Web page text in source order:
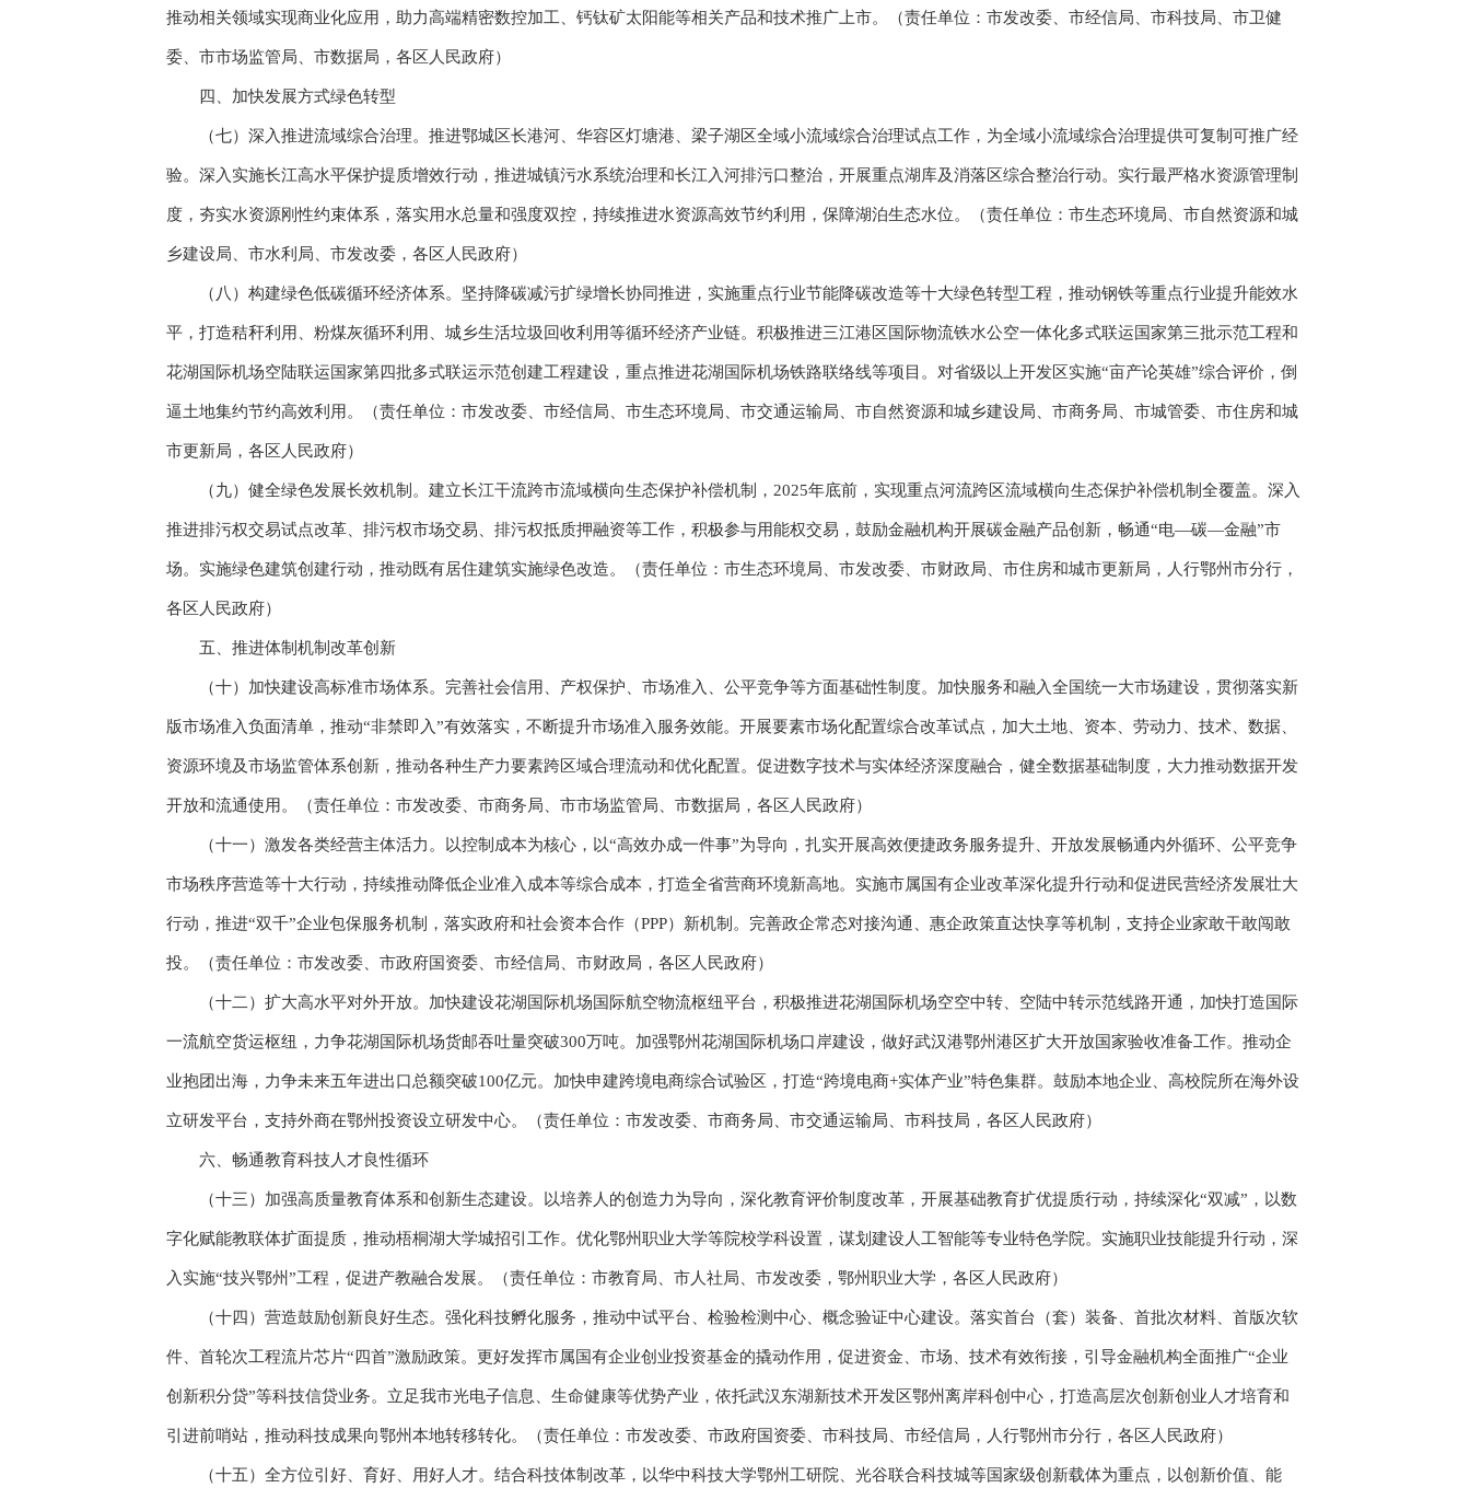
推动相关领域实现商业化应用，助力高端精密数控加工、钙钛矿太阳能等相关产品和技术推广上市。（责任单位：市发改委、市经信局、市科技局、市卫健
委、市市场监管局、市数据局，各区人民政府）
四、加快发展方式绿色转型
（七）深入推进流域综合治理。推进鄂城区长港河、华容区灯塘港、梁子湖区全域小流域综合治理试点工作，为全域小流域综合治理提供可复制可推广经
验。深入实施长江高水平保护提质增效行动，推进城镇污水系统治理和长江入河排污口整治，开展重点湖库及消落区综合整治行动。实行最严格水资源管理制
度，夯实水资源刚性约束体系，落实用水总量和强度双控，持续推进水资源高效节约利用，保障湖泊生态水位。（责任单位：市生态环境局、市自然资源和城
乡建设局、市水利局、市发改委，各区人民政府）
（八）构建绿色低碳循环经济体系。坚持降碳减污扩绿增长协同推进，实施重点行业节能降碳改造等十大绿色转型工程，推动钢铁等重点行业提升能效水
平，打造秸秆利用、粉煤灰循环利用、城乡生活垃圾回收利用等循环经济产业链。积极推进三江港区国际物流铁水公空一体化多式联运国家第三批示范工程和
花湖国际机场空陆联运国家第四批多式联运示范创建工程建设，重点推进花湖国际机场铁路联络线等项目。对省级以上开发区实施“亩产论英雄”综合评价，倒
逼土地集约节约高效利用。（责任单位：市发改委、市经信局、市生态环境局、市交通运输局、市自然资源和城乡建设局、市商务局、市城管委、市住房和城
市更新局，各区人民政府）
（九）健全绿色发展长效机制。建立长江干流跨市流域横向生态保护补偿机制，2025年底前，实现重点河流跨区流域横向生态保护补偿机制全覆盖。深入
推进排污权交易试点改革、排污权市场交易、排污权抵质押融资等工作，积极参与用能权交易，鼓励金融机构开展碳金融产品创新，畅通“电—碳—金融”市
场。实施绿色建筑创建行动，推动既有居住建筑实施绿色改造。（责任单位：市生态环境局、市发改委、市财政局、市住房和城市更新局，人行鄂州市分行，
各区人民政府）
五、推进体制机制改革创新
（十）加快建设高标准市场体系。完善社会信用、产权保护、市场准入、公平竞争等方面基础性制度。加快服务和融入全国统一大市场建设，贯彻落实新
版市场准入负面清单，推动“非禁即入”有效落实，不断提升市场准入服务效能。开展要素市场化配置综合改革试点，加大土地、资本、劳动力、技术、数据、
资源环境及市场监管体系创新，推动各种生产力要素跨区域合理流动和优化配置。促进数字技术与实体经济深度融合，健全数据基础制度，大力推动数据开发
开放和流通使用。（责任单位：市发改委、市商务局、市市场监管局、市数据局，各区人民政府）
（十一）激发各类经营主体活力。以控制成本为核心，以“高效办成一件事”为导向，扎实开展高效便捷政务服务提升、开放发展畅通内外循环、公平竞争
市场秩序营造等十大行动，持续推动降低企业准入成本等综合成本，打造全省营商环境新高地。实施市属国有企业改革深化提升行动和促进民营经济发展壮大
行动，推进“双千”企业包保服务机制，落实政府和社会资本合作（PPP）新机制。完善政企常态对接沟通、惠企政策直达快享等机制，支持企业家敢干敢闯敢
投。（责任单位：市发改委、市政府国资委、市经信局、市财政局，各区人民政府）
（十二）扩大高水平对外开放。加快建设花湖国际机场国际航空物流枢纽平台，积极推进花湖国际机场空空中转、空陆中转示范线路开通，加快打造国际
一流航空货运枢纽，力争花湖国际机场货邮吞吐量突破300万吨。加强鄂州花湖国际机场口岸建设，做好武汉港鄂州港区扩大开放国家验收准备工作。推动企
业抱团出海，力争未来五年进出口总额突破100亿元。加快申建跨境电商综合试验区，打造“跨境电商+实体产业”特色集群。鼓励本地企业、高校院所在海外设
立研发平台，支持外商在鄂州投资设立研发中心。（责任单位：市发改委、市商务局、市交通运输局、市科技局，各区人民政府）
六、畅通教育科技人才良性循环
（十三）加强高质量教育体系和创新生态建设。以培养人的创造力为导向，深化教育评价制度改革，开展基础教育扩优提质行动，持续深化“双减”，以数
字化赋能教联体扩面提质，推动梧桐湖大学城招引工作。优化鄂州职业大学等院校学科设置，谋划建设人工智能等专业特色学院。实施职业技能提升行动，深
入实施“技兴鄂州”工程，促进产教融合发展。（责任单位：市教育局、市人社局、市发改委，鄂州职业大学，各区人民政府）
（十四）营造鼓励创新良好生态。强化科技孵化服务，推动中试平台、检验检测中心、概念验证中心建设。落实首台（套）装备、首批次材料、首版次软
件、首轮次工程流片芯片“四首”激励政策。更好发挥市属国有企业创业投资基金的撬动作用，促进资金、市场、技术有效衔接，引导金融机构全面推广“企业
创新积分贷”等科技信贷业务。立足我市光电子信息、生命健康等优势产业，依托武汉东湖新技术开发区鄂州离岸科创中心，打造高层次创新创业人才培育和
引进前哨站，推动科技成果向鄂州本地转移转化。（责任单位：市发改委、市政府国资委、市科技局、市经信局，人行鄂州市分行，各区人民政府）
（十五）全方位引好、育好、用好人才。结合科技体制改革，以华中科技大学鄂州工研院、光谷联合科技城等国家级创新载体为重点，以创新价值、能